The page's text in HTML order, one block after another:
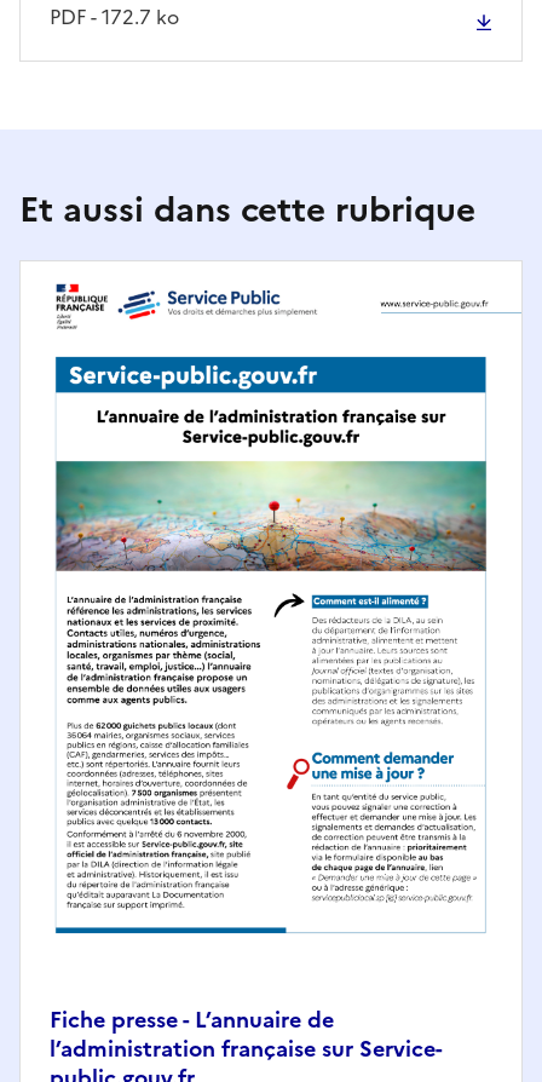
PDF - 172.7 ko
Et aussi dans cette rubrique
Fiche presse - L’annuaire de
l’administration française sur Service-